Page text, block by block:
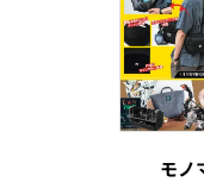
モノ